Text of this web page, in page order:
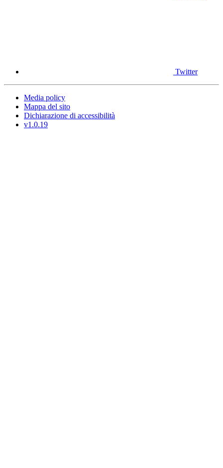
Twitter
Media policy
Mappa del sito
Dichiarazione di accessibilità
v1.0.19